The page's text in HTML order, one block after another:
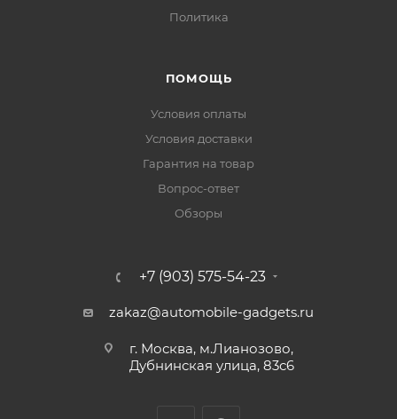
Политика
ПОМОЩЬ
Условия оплаты
Условия доставки
Гарантия на товар
Вопрос-ответ
Обзоры
+7 (903) 575-54-23
zakaz@automobile-gadgets.ru
г. Москва, м.Лианозово,
Дубнинская улица, 83с6